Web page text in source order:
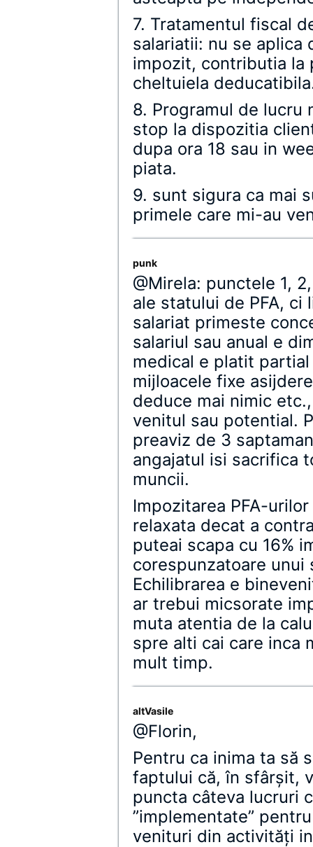
7. Tratamentul fiscal
salariatii: nu se aplica
impozit, contributia la
cheltuiela
8. Programul de lucru
stop la dispozitia
dupa ora 18 sau in
piata.
9. sunt sigura ca mai
primele care mi-au
punk
@Mirela: punctele 1,
ale statului de PFA, ci
salariat primeste
salariul sau anual e
medical e platit
mijloacele fixe
deduce mai nimic
venitul sau potential.
preaviz de 3
angajatul isi sacrifica
muncii.
Impozitarea PFA-
relaxata decat a
puteai scapa cu 16%
corespunzatoare unui
Echilibrarea e
ar trebui micsorate
muta atentia de la
spre alti cai care inca
mult timp.
altVasile
@Florin,
Pentru ca inima ta să
faptului că, în sfârşit,
puncta câteva lucruri
”implementate”
venituri din activităţi